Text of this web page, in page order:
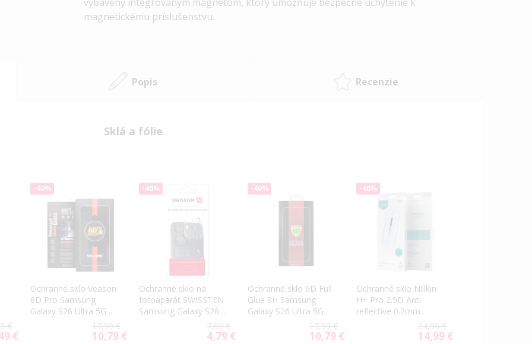
magnetickému príslušenstvu.
Popis Recenzie
Sklá a fólie
€
€
-40%
Ochranné sklo Veason
6D Pro Samsung
Galaxy S26 Ultra 5G
17,99 €
Special
10,79 €
-40%
Ochranné sklo na
fotoaparát SWISSTEN
Samsung Galaxy S26
7,99 €
Special
4,79 €
-40%
Ochranné sklo 6D Full
Glue 9H Samsung
Galaxy S26 Ultra 5G
17,99 €
Special
10,79 €
-40%
Ochranné sklo Nillkin
H+ Pro 2.5D Anti-
reflective 0.2mm
Samsung Galaxy S26
24,99 €
Special
14,99 €